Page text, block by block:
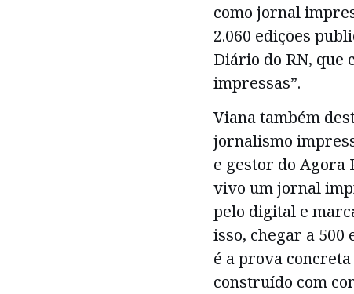
como jornal
2.060 edições
Diário do RN, que
impressas”.
Viana também
jornalismo
e gestor do Agora
vivo um jornal
pelo digital e
isso, chegar a
é a prova
construído com